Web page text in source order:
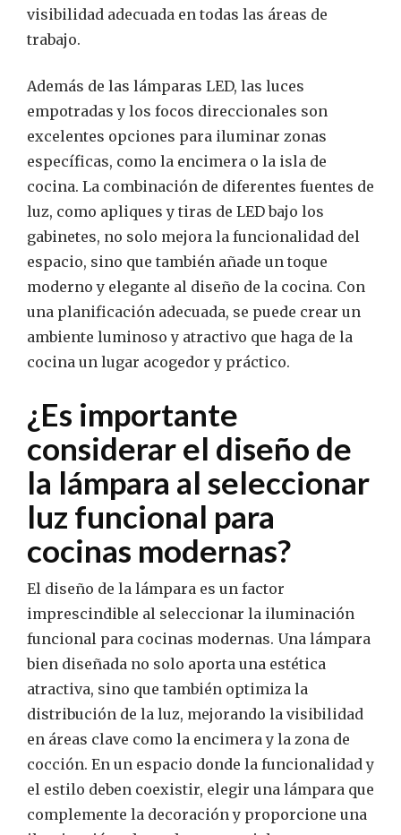
visibilidad adecuada en todas las áreas de
trabajo.
Además de las lámparas LED, las luces
empotradas y los focos direccionales son
excelentes opciones para iluminar zonas
específicas, como la encimera o la isla de
cocina. La combinación de diferentes fuentes de
luz, como apliques y tiras de LED bajo los
gabinetes, no solo mejora la funcionalidad del
espacio, sino que también añade un toque
moderno y elegante al diseño de la cocina. Con
una planificación adecuada, se puede crear un
ambiente luminoso y atractivo que haga de la
cocina un lugar acogedor y práctico.
¿Es importante
considerar el diseño de
la lámpara al seleccionar
luz funcional para
cocinas modernas?
El diseño de la lámpara es un factor
imprescindible al seleccionar la iluminación
funcional para cocinas modernas. Una lámpara
bien diseñada no solo aporta una estética
atractiva, sino que también optimiza la
distribución de la luz, mejorando la visibilidad
en áreas clave como la encimera y la zona de
cocción. En un espacio donde la funcionalidad y
el estilo deben coexistir, elegir una lámpara que
complemente la decoración y proporcione una